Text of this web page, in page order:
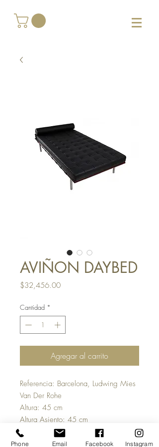
AVIÑON DAYBED
$32,456.00Precio
Cantidad *
Agregar al carrito
Referencia: Barcelona, Ludwing Mies
Van Der Rohe
Altura: 45 cm
Altura Asiento: 45 cm
Ancho: 198 cm
Profundidad: 98 cm
Phone Email Facebook Instagram